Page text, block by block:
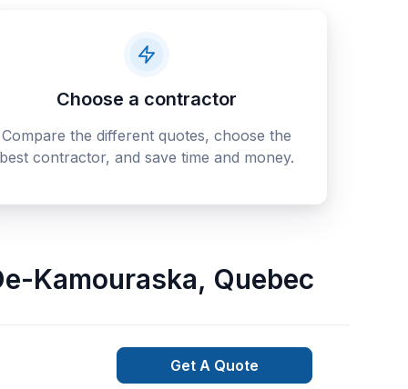
Choose a contractor
Compare the different quotes, choose the
best contractor, and save time and money.
Kamouraska, Quebec
Get A Quote